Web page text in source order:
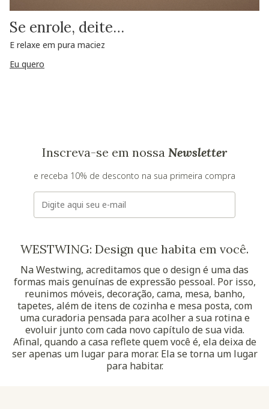
Se enrole, deite…
E relaxe em pura maciez
Eu quero
Inscreva-se em nossa Newsletter
e receba 10% de desconto na sua primeira compra
E-mail
WESTWING: Design que habita em você.
Na Westwing, acreditamos que o design é uma das
formas mais genuínas de expressão pessoal. Por isso,
reunimos móveis, decoração, cama, mesa, banho,
tapetes, além de itens de cozinha e mesa posta, com
uma curadoria pensada para acolher a sua rotina e
evoluir junto com cada novo capítulo de sua vida.
Afinal, quando a casa reflete quem você é, ela deixa de
ser apenas um lugar para morar. Ela se torna um lugar
para habitar.